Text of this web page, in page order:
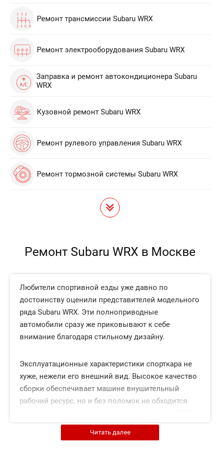
Ремонт трансмиссии Subaru WRX
Ремонт электрооборудования Subaru WRX
Заправка и ремонт автокондиционера Subaru
WRX
Кузовной ремонт Subaru WRX
Ремонт рулевого управления Subaru WRX
Ремонт тормозной системы Subaru WRX
Ремонт Subaru WRX в Москве
Любители спортивной езды уже давно по
достоинству оценили представителей модельного
ряда Subaru WRX. Эти полноприводные
автомобили сразу же приковывают к себе
внимание благодаря стильному дизайну.
Эксплуатационные характеристики спорткара не
хуже, нежели его внешний вид. Высокое качество
сборки обеспечивает машине внушительный
рабочий ресурс, но и без поломок не обходится.
Москве поможет оперативно решить проблемы.
Читать далее